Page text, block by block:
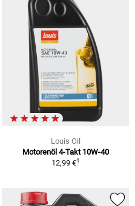
Louis Oil
Motorenöl 4-Takt 10W-40
12,99 €1